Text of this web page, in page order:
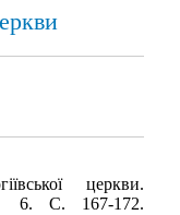
церкви.
С. 167-172.